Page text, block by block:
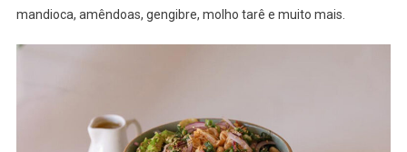
mandioca, amêndoas, gengibre, molho tarê e muito mais.